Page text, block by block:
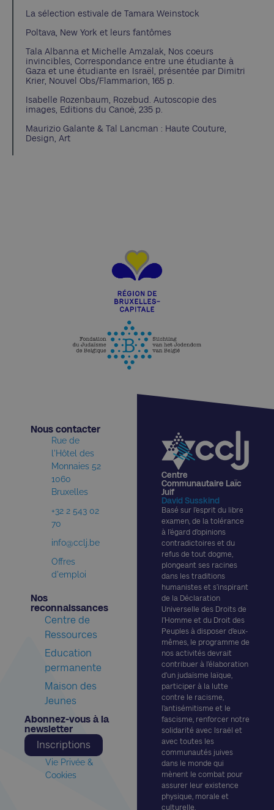
La sélection estivale de Tamara Weinstock
Poltava, New York et leurs fantômes
Tala Albanna et Michelle Amzalak, Nos coeurs
invincibles, Correspondance entre une étudiante à
Gaza et une étudiante en Israël, présentée par Dimitri
Krier, Nouvel Obs/Flammarion, 165 p.
Isabelle Rozenbaum, Rozebud. Autoscopie des
images, Editions du Canoë, 235 p.
Maurizio Galante & Tal Lancman : Haute Couture,
Design, Art
Centre
Communautaire Laïc
Juif
David Susskind
Basé sur l’esprit du libre
examen, de la tolérance
à l’égard d’opinions
contradictoires et du
refus de tout dogme,
plongeant ses racines
dans les traditions
humanistes et s’inspirant
de la Déclaration
Universelle des Droits de
l’Homme et du Droit des
Peuples à disposer d’eux-
mêmes, le programme de
nos activités devrait
contribuer à l’élaboration
d’un judaïsme laïque,
participer à la lutte
contre le racisme,
l’antisémitisme et le
fascisme, renforcer notre
solidarité avec Israël et
avec toutes les
communautés juives
dans le monde qui
mènent le combat pour
assurer leur existence
physique, morale et
culturelle.
Nous contacter​
Rue de
l'Hôtel des
Monnaies 52
1060
Bruxelles
+32 2 543 02
70
info@cclj.be
Offres
d'emploi
Nos
reconnaissances​
Centre de
Ressources
Education
permanente
Maison des
Jeunes
Abonnez-vous à la
newsletter​
Inscriptions
Vie Privée &
Cookies